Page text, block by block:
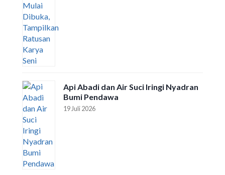
Api Abadi dan Air Suci Iringi Nyadran
Bumi Pendawa
19 Juli 2026